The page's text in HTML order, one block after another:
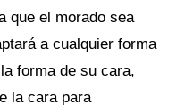
que el morado sea
a cualquier forma
forma de su cara,
la cara para